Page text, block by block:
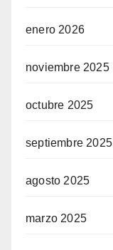
enero 2026
noviembre 2025
octubre 2025
septiembre 2025
agosto 2025
marzo 2025